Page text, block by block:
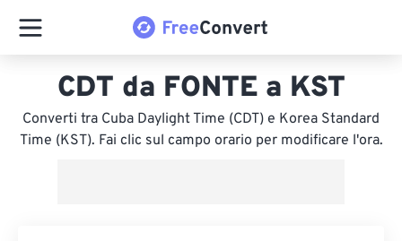
CDT da FONTE a KST
Converti tra Cuba Daylight Time (CDT) e Korea Standard
Time (KST). Fai clic sul campo orario per modificare l'ora.